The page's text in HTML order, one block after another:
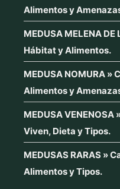
Alimentos y
MEDUSA MELENA
Hábitat y Alimentos.
MEDUSA NOMURA
Alimentos y
MEDUSA
Viven, Dieta y Tipos.
MEDUSAS RARAS »
Alimentos y Tipos.